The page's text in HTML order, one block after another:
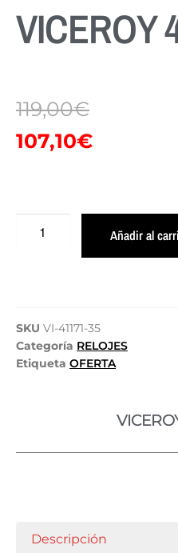
VICEROY
119,00€
107,10€
Añadir al
SKU VI-41171-35
Categoría RELOJES
Etiqueta OFERTA
Descripción